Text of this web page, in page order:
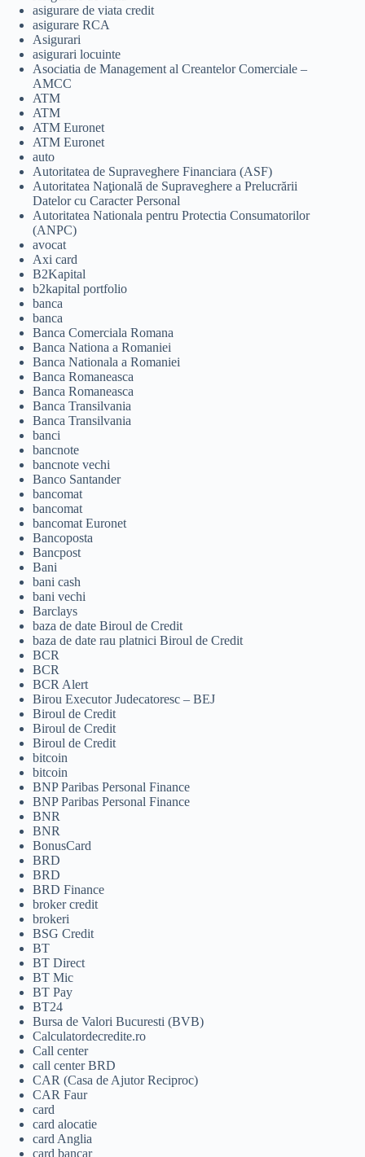
asigurare de viata credit
asigurare RCA
Asigurari
asigurari locuinte
Asociatia de Management al Creantelor Comerciale –
AMCC
ATM
ATM
ATM Euronet
ATM Euronet
auto
Autoritatea de Supraveghere Financiara (ASF)
Autoritatea Naţională de Supraveghere a Prelucrării
Datelor cu Caracter Personal
Autoritatea Nationala pentru Protectia Consumatorilor
(ANPC)
avocat
Axi card
B2Kapital
b2kapital portfolio
banca
banca
Banca Comerciala Romana
Banca Nationa a Romaniei
Banca Nationala a Romaniei
Banca Romaneasca
Banca Romaneasca
Banca Transilvania
Banca Transilvania
banci
bancnote
bancnote vechi
Banco Santander
bancomat
bancomat
bancomat Euronet
Bancoposta
Bancpost
Bani
bani cash
bani vechi
Barclays
baza de date Biroul de Credit
baza de date rau platnici Biroul de Credit
BCR
BCR
BCR Alert
Birou Executor Judecatoresc – BEJ
Biroul de Credit
Biroul de Credit
Biroul de Credit
bitcoin
bitcoin
BNP Paribas Personal Finance
BNP Paribas Personal Finance
BNR
BNR
BonusCard
BRD
BRD
BRD Finance
broker credit
brokeri
BSG Credit
BT
BT Direct
BT Mic
BT Pay
BT24
Bursa de Valori Bucuresti (BVB)
Calculatordecredite.ro
Call center
call center BRD
CAR (Casa de Ajutor Reciproc)
CAR Faur
card
card alocatie
card Anglia
card bancar